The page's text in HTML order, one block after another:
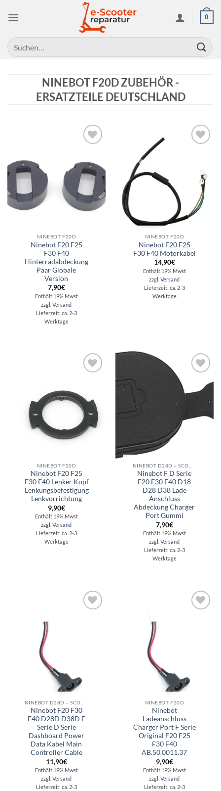
Inhalt
0
Suchen
nach:
NINEBOT F20D ZUBEHÖR -
ERSATZTEILE DEUTSCHLAND
Wunschliste
NINEBOT F20D
Ninebot F20 F25
F30 F40
Hinterradabdeckung
Paar Globale
Version
7,90€
Enthält 19% Mwst
zzgl.Versand
Lieferzeit: ca. 2-3
Werktage
NINEBOT F20D
Ninebot F20 F25
F30 F40 Motorkabel
14,90€
Enthält 19% Mwst
zzgl.Versand
Lieferzeit: ca. 2-3
Werktage
Wunschliste
NINEBOT F20D
Ninebot F20 F25
F30 F40 Lenker Kopf
Lenkungsbefestigung
Lenkvorrichtung
9,90€
Enthält 19% Mwst
zzgl.Versand
Lieferzeit: ca. 2-3
Werktage
Auf die
Wunschliste
Ninebot F D Serie
F20 F30 F40 D18
D28 D38 Lade
Anschluss
Abdeckung Charger
Port Gummi
7,90€
Enthält 19% Mwst
zzgl.Versand
Lieferzeit: ca. 2-3
Werktage
Ninebot F20 F30
F40 D28D D38D F
Serie D Serie
Dashboard Power
Data Kabel Main
Controller Cable
11,90€
Enthält 19% Mwst
zzgl.Versand
Lieferzeit: ca. 2-3
NINEBOT F20D
Ninebot
Ladeanschluss
Charger Port F Serie
Original F20 F25
F30 F40
AB.50.0011.37
9,90€
Enthält 19% Mwst
zzgl.Versand
Lieferzeit: ca. 2-3